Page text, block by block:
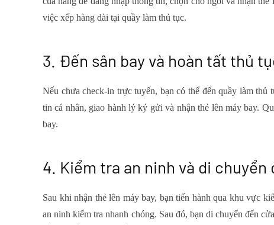
việc xếp hàng dài tại quầy làm thủ tục.
3. Đến sân bay và hoàn tất thủ
Nếu chưa check-in trực tuyến, bạn có thể đến quầy làm
tin cá nhân, giao hành lý ký gửi và nhận thẻ lên máy bay.
bay.
4. Kiểm tra an ninh và di chuyển
Sau khi nhận thẻ lên máy bay, bạn tiến hành qua khu vực
an ninh kiểm tra nhanh chóng. Sau đó, bạn di chuyển đến